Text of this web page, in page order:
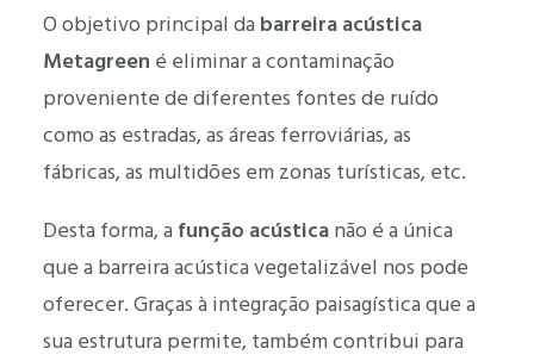
O objetivo principal da barreira acústica
Metagreen é eliminar a contaminação
proveniente de diferentes fontes de ruído
como as estradas, as áreas ferroviárias, as
fábricas, as multidões em zonas turísticas, etc.
Desta forma, a função acústica não é a única
que a barreira acústica vegetalizável nos pode
oferecer. Graças à integração paisagística que a
sua estrutura permite, também contribui para